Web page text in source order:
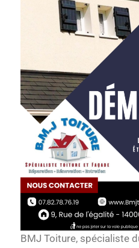
BMJ Toiture, spécialiste